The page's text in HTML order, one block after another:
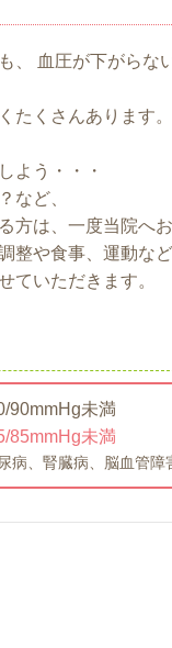
、 血圧が下がらな
たくさんあります。
よう・・・
など、
方は、一度当院へお
整や食事、運動な
ていただきます。
90mmHg未満
85mmHg未満
病、腎臓病、脳血管